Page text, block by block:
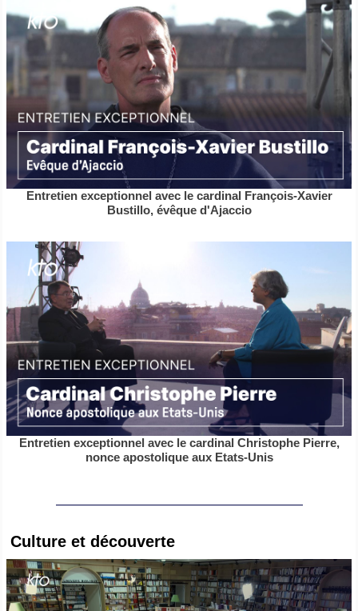
Entretien exceptionnel avec le cardinal François-Xavier
Bustillo, évêque d'Ajaccio
Entretien exceptionnel avec le cardinal Christophe Pierre,
nonce apostolique aux Etats-Unis
Culture et découverte